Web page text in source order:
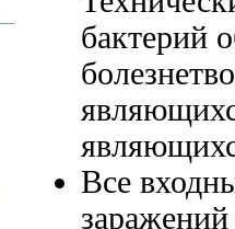
бактерий
Все
заражений